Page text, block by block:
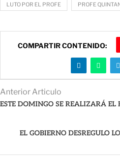
LUTO POR EL PROFE PROFE
COMPARTIR CONTENIDO:
Anterior Articulo
ESTE DOMINGO SE REALIZARÁ EL
EL GOBIERNO DESREGULO